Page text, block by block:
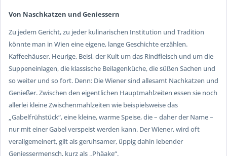
Von Naschkatzen und Geniessern
Zu jedem Gericht, zu jeder kulinarischen Institution und Tradition
könnte man in Wien eine eigene, lange Geschichte erzählen.
Kaffeehäuser, Heurige, Beisl, der Kult um das Rindfleisch und um die
Suppeneinlagen, die klassische Beilagenküche, die süßen Sachen und
so weiter und so fort. Denn: Die Wiener sind allesamt Nachkatzen und
Genießer. Zwischen den eigentlichen Hauptmahlzeiten essen sie noch
allerlei kleine Zwischenmahlzeiten wie beispielsweise das
„Gabelfrühstück“, eine kleine, warme Speise, die – daher der Name –
nur mit einer Gabel verspeist werden kann. Der Wiener, wird oft
verallgemeinert, gilt als geruhsamer, üppig dahin lebender
Geniessermensch, kurz als „Phäake“.